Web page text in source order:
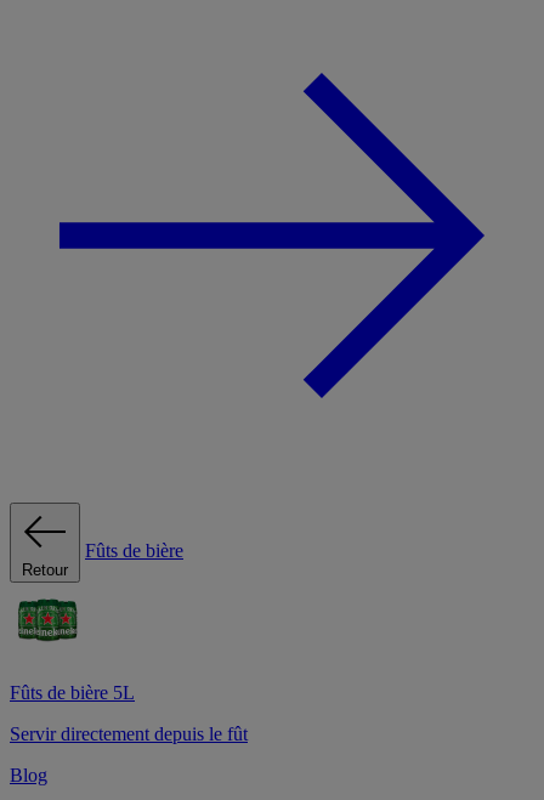
Retour
Fûts de bière
Fûts de bière 5L
Servir directement depuis le fût
Blog